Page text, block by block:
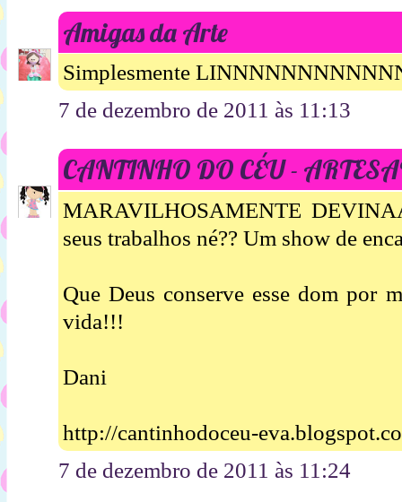
Amigas da Arte
Simplesmente
7 de dezembro de 2011 às 11:13
CANTINHO DO CÉU -
MARAVILHOSAMENTE
seus trabalhos né?? Um show de
Que Deus conserve esse dom por
vida!!!
Dani
http://cantinhodoceu-
7 de dezembro de 2011 às 11:24